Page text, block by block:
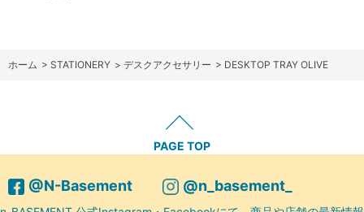
ホーム > STATIONERY > デスクアクセサリー > DESKTOP TRAY OLIVE
PAGE TOP
@N-Basement @n_basement_